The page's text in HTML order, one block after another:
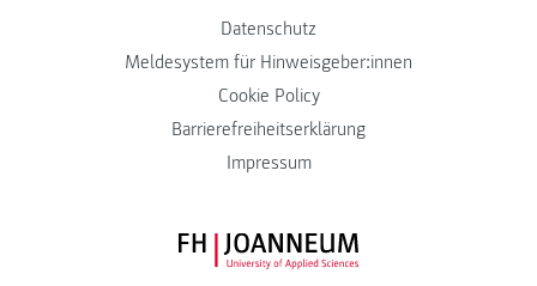
Datenschutz
Meldesystem für Hinweisgeber:innen
Cookie Policy
Barrierefreiheitserklärung
Impressum
FH JOANNEUM Logo